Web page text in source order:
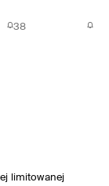
38
limitowanej